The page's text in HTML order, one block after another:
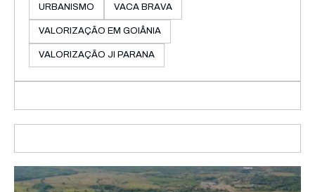
URBANISMO VACA BRAVA
VALORIZAÇÃO EM GOIÂNIA
VALORIZAÇÃO JI PARANA